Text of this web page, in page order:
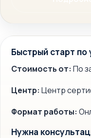
Быстрый старт по
Стоимость от: По
Центр: Центр
Формат работы:
Нужна